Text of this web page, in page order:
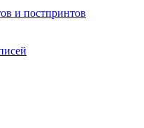
и постпринтов